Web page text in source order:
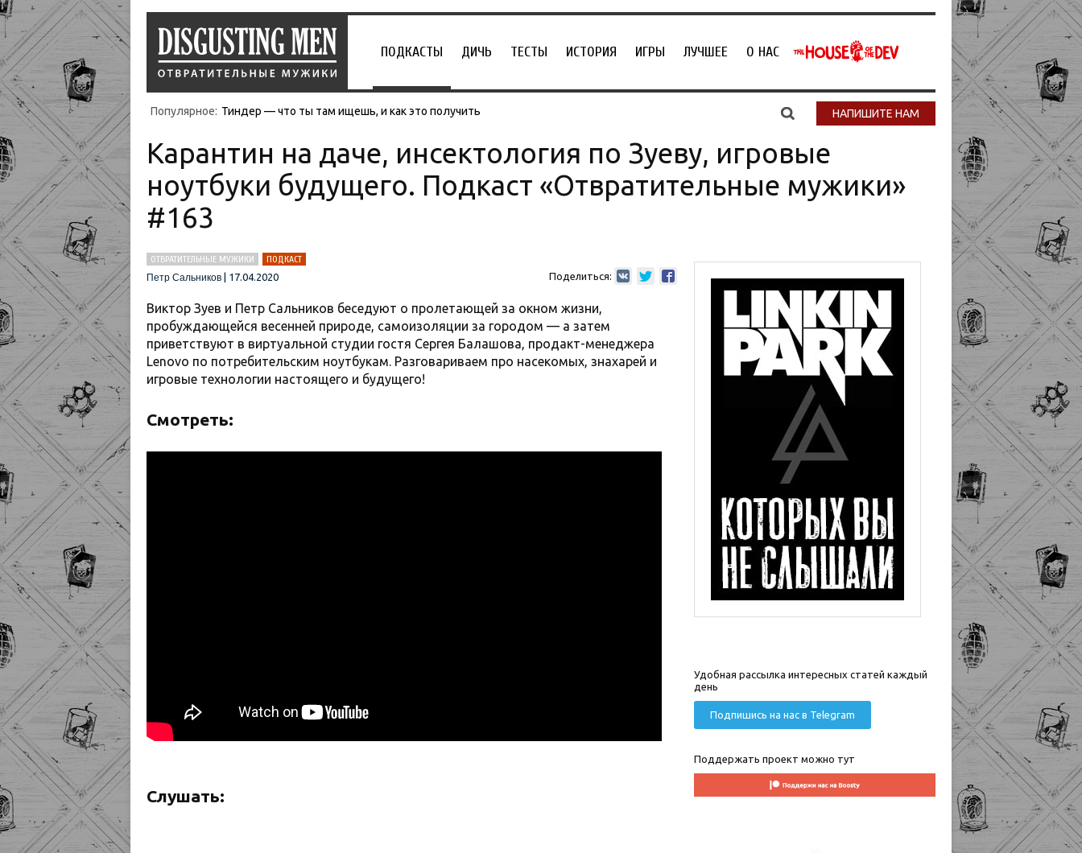
ПОДКАСТЫ ДИЧЬ ТЕСТЫ ИСТОРИЯ ИГРЫ ЛУЧШЕЕ О НАС
Популярное: Тиндер — что ты там ищешь, и как это получить НАПИШИТЕ НАМ
Карантин на даче, инсектология по Зуеву, игровые
ноутбуки будущего. Подкаст «Отвратительные мужики»
#163
ОТВРАТИТЕЛЬНЫЕ МУЖИКИ
ПОДКАСТ
Петр Сальников
17.04.2020 Поделиться:
Виктор Зуев и Петр Сальников беседуют о пролетающей за окном жизни,
пробуждающейся весенней природе, самоизоляции за городом — а затем
приветствуют в виртуальной студии гостя Сергея Балашова, продакт-менеджера
Lenovo по потребительским ноутбукам. Разговариваем про насекомых, знахарей и
игровые технологии настоящего и будущего!
Смотреть:
Слушать:
Удобная рассылка интересных статей каждый
день
Подпишись на нас в Telegram
Поддержать проект можно тут